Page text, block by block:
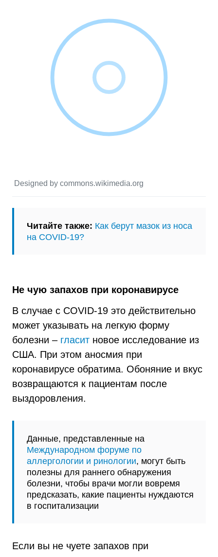
Designed by commons.wikimedia.org
Читайте также: Как берут мазок из носа
на COVID-19?
Не чую запахов при коронавирусе
В случае с COVID-19 это действительно
может указывать на легкую форму
болезни – гласит новое исследование из
США. При этом аносмия при
коронавирусе обратима. Обоняние и вкус
возвращаются к пациентам после
выздоровления.
Данные, представленные на
Международном форуме по
аллергологии и ринологии, могут быть
полезны для раннего обнаружения
болезни, чтобы врачи могли вовремя
предсказать, какие пациенты нуждаются
в госпитализации
Если вы не чуете запахов при